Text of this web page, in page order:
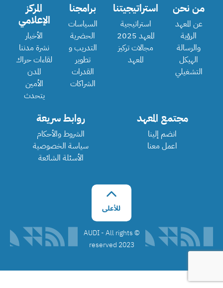
من نحن
عن المعهد
الرؤية
والرسالة
الهيكل
التشغيلي
استراتيجيتنا
استراتيجية
المعهد 2025
مجالات تركيز
المعهد
برامجنا
السياسات
الحضرية
التدريب و
تطوير
القدرات
الشراكات
المركز
الإعلامي
الأخبار
نشرة مدننا
لقاءات حراك
المدن
الأمين
يتحدث
مجتمع المعهد
انضم إلينا
اعمل معنا
روابط سريعة
الشروط والأحكام
سياسة الخصوصية
الأسئلة الشائعة
©️ AUDI - All rights
reserved 2023